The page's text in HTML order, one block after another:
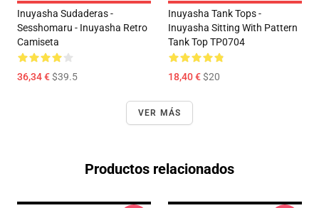
Inuyasha Sudaderas -
Sesshomaru - Inuyasha Retro
Camiseta
36,34 €$39.5
Inuyasha Tank Tops -
Inuyasha Sitting With Pattern
Tank Top TP0704
18,40 €$20
VER MÁS
Productos relacionados